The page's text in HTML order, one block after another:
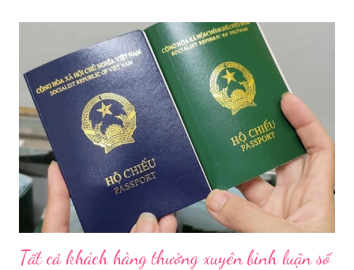
trạng kinh doanh mỹ phẩm thật - giả lẫn lộn. Để chấn chỉnh, Sở Y
tế TP HCM sẽ phối hợp với các sở, ngành và chính quyền địa
phương tăng cường kiểm tra, giám sát. Đợt này, Phòng Nghiệp
vụ Dược sẽ tham mưu Giám đốc Sở Y tế thành lập Tổ công tác
về mỹ phẩm. Cơ quan Cảnh sát điều tra Công an TP HCM vừa
triệt phá đường dây sản xuất, buôn bán mỹ phẩm giả quy mô
lớn, hoạt động tinh vi ngay giữa khu dân cư ở phường Tân Tạo.
Bên cạnh đó, Sở Y tế sẽ công khai danh ...
Tất cả khách hàng thường xuyên bình luận số